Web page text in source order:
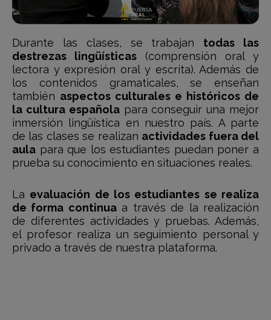
Durante las clases, se trabajan todas las
destrezas lingüísticas (comprensión oral y
lectora y expresión oral y escrita). Además de
los contenidos gramaticales, se enseñan
también aspectos culturales e históricos de
la cultura españolapara conseguir una mejor
inmersión lingüística en nuestro país. A parte
de las clases se realizan actividades fuera del
aula para que los estudiantes puedan poner a
prueba su conocimiento en situaciones reales.
La evaluación de los estudiantes se realiza
de forma continuaa través de la realización
de diferentes actividades y pruebas. Además,
el profesor realiza un seguimiento personal y
privado a través de nuestra plataforma.